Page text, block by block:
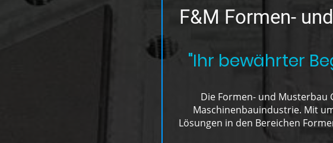
F&M Formen-
"Ihr bewährter
Die Formen- und Musterbau
Maschinenbauindustrie. Mit
Lösungen in den Bereichen